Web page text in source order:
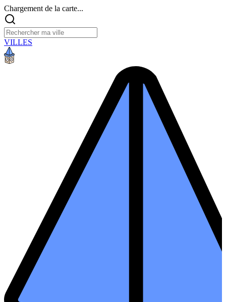
Chargement de la carte...
VILLES